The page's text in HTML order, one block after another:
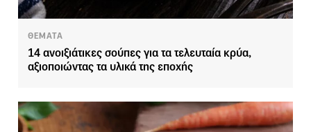
ΘΕΜΑΤΑ
14 ανοιξιάτικες σούπες για τα τελευταία κρύα,
αξιοποιώντας τα υλικά της εποχής